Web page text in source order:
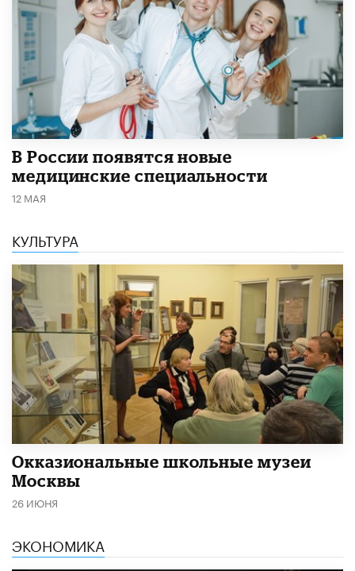
В России появятся новые
медицинские специальности
12 МАЯ
КУЛЬТУРА
​Окказиональные школьные музеи
Москвы
26 ИЮНЯ
ЭКОНОМИКА